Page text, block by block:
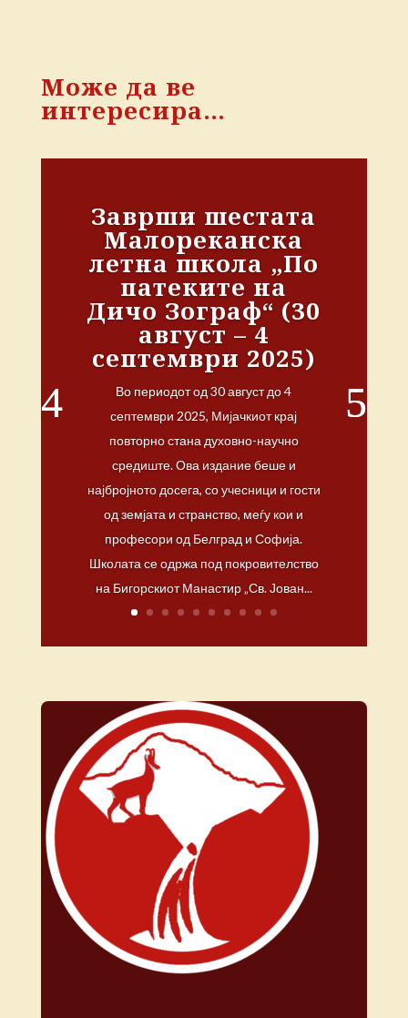
Може да ве
интересира…
Заврши шестата
Малореканска
летна школа „По
патеките на
Дичо Зограф“ (30
август – 4
септември 2025)
Во периодот од 30 август до 4
септември 2025, Мијачкиот крај
повторно стана духовно-научно
средиште. Ова издание беше и
најбројното досега, со учесници и гости
од земјата и странство, меѓу кои и
професори од Белград и Софија.
Школата се одржа под покровителство
на Бигорскиот Манастир „Св. Јован...